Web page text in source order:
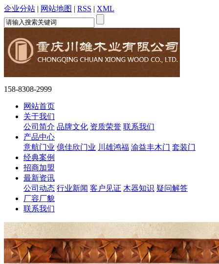
企业分站 | 网站地图 | RSS | XML
158-8308-2999
网站首页
关于我们
公司简介 品牌文化 资质荣誉 联系我们
产品中心
意航门业 億佳欣门业 川雄鸿福 渝益丰木门 套装门
经典案例
招商加盟
最新资讯
公司动态 行业新闻 客户见证 木器知识 疑问解答
厂容厂貌
联系我们